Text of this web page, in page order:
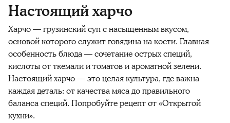
Настоящий харчо
Харчо — грузинский суп с насыщенным вкусом,
основой которого служит говядина на кости. Главная
особенность блюда — сочетание острых специй,
кислоты от ткемали и томатов и ароматной зелени.
Настоящий харчо — это целая культура, где важна
каждая деталь: от качества мяса до правильного
баланса специй. Попробуйте рецепт от «Открытой
кухни».